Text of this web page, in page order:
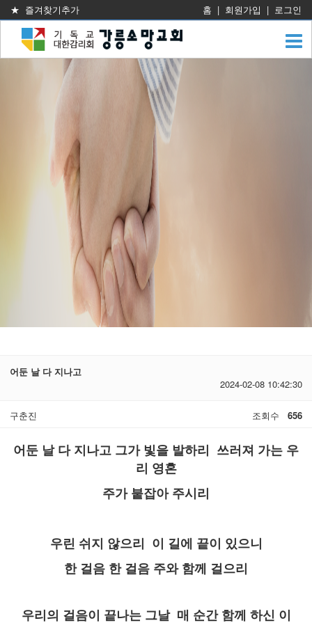
★ 즐겨찾기추가 홈 | 회원가입 | 로그인
어둔 날 다 지나고
2024-02-08 10:42:30
구춘진 조회수 656
어둔 날 다 지나고 그가 빛을 발하리 쓰러져 가는 우
리 영혼
주가 붙잡아 주시리
우린 쉬지 않으리 이 길에 끝이 있으니
한 걸음 한 걸음 주와 함께 걸으리
우리의 걸음이 끝나는 그날 매 순간 함께 하신 이